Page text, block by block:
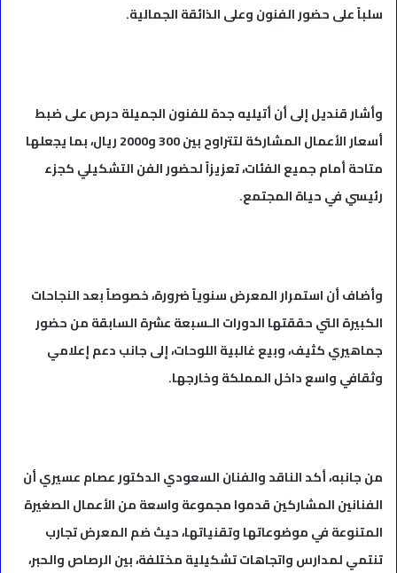
سلباً على حضور الفنون وعلى الذائقة الجمالية.
وأشار قنديل إلى أن أتيليه جدة للفنون الجميلة حرص على ضبط
أسعار الأعمال المشاركة لتتراوح بين 300 و2000 ريال، بما يجعلها
متاحة أمام جميع الفئات، تعزيزاً لحضور الفن التشكيلي كجزء
رئيسي في حياة المجتمع.
وأضاف أن استمرار المعرض سنوياً ضرورة، خصوصاً بعد النجاحات
الكبيرة التي حققتها الدورات الـسبعة عشرة السابقة من حضور
جماهيري كثيف، وبيع غالبية اللوحات، إلى جانب دعم إعلامي
وثقافي واسع داخل المملكة وخارجها.
من جانبه، أكد الناقد والفنان السعودي الدكتور عصام عسيري أن
الفنانين المشاركين قدموا مجموعة واسعة من الأعمال الصغيرة
المتنوعة في موضوعاتها وتقنياتها، حيث ضم المعرض تجارب
تنتمي لمدارس واتجاهات تشكيلية مختلفة، بين الرصاص والحبر،